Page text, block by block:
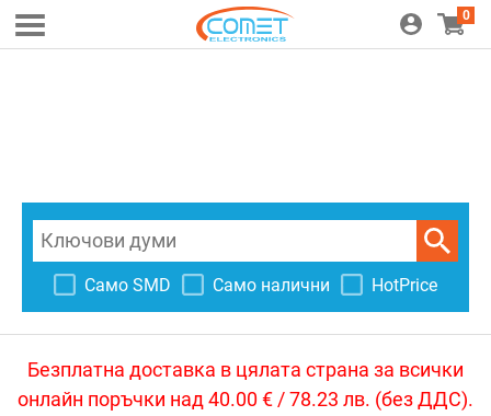
0
Само SMD Само налични HotPrice
Безплатна доставка в цялата страна за всички
онлайн поръчки над 40.00 € / 78.23 лв. (без ДДС).